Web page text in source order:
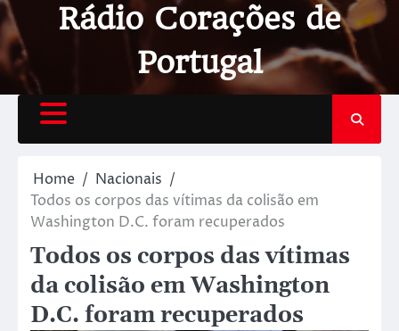
Rádio Corações de
Portugal
Home
Nacionais
Todos os corpos das vítimas da colisão em
Washington D.C. foram recuperados
Todos os corpos das vítimas
da colisão em Washington
D.C. foram recuperados